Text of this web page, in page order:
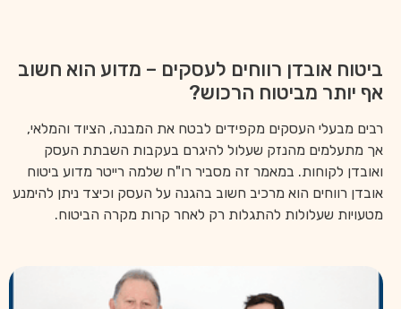
ביטוח אובדן רווחים לעסקים – מדוע הוא חשוב
אף יותר מביטוח הרכוש?
רבים מבעלי העסקים מקפידים לבטח את המבנה, הציוד והמלאי,
אך מתעלמים מהנזק שעלול להיגרם בעקבות השבתת העסק
ואובדן לקוחות. במאמר זה מסביר רו"ח שלמה רייטר מדוע ביטוח
אובדן רווחים הוא מרכיב חשוב בהגנה על העסק וכיצד ניתן להימנע
מטעויות שעלולות להתגלות רק לאחר קרות מקרה הביטוח.